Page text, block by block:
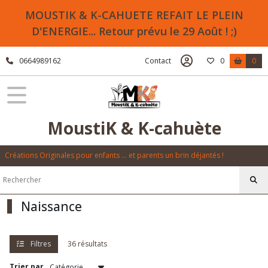
MOUSTIK & K-CAHUETE REFAIT LE PLEIN
D'ENERGIE... Retour prévu le 29 Août ! ;)
0664989162 Contact 0 0
MoustiK & K-cahuète
Créations Originales pour enfants ... et parents un brin déjantés !
Naissance
Filtres 36 résultats
Fermer
FILTRES
Tous
les
produits
Chaussons
(8)
Bavoirs
(8)
Sarouels
(4)